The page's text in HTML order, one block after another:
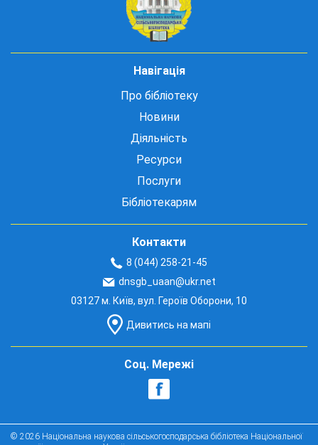
Навігація
Про бібліотеку
Новини
Діяльність
Ресурси
Послуги
Бібліотекарям
Контакти
8 (044) 258-21-45
dnsgb_uaan@ukr.net
03127 м. Київ, вул. Героїв Оборони, 10
Дивитись на мапі
Соц. Мережі
© 2026 Національна наукова сільськогосподарська бібліотека Національної